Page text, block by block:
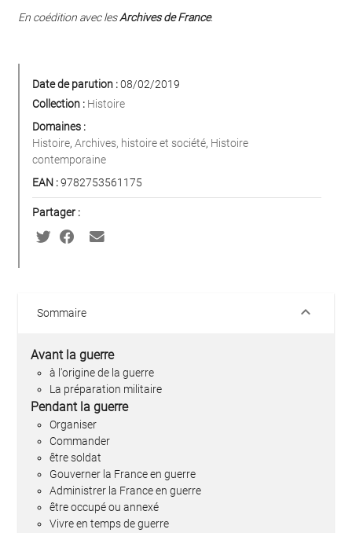
En coédition avec lesArchives de France.
Date de parution :08/02/2019
Collection : Histoire
Domaines :
Histoire, Archives, histoire et société, Histoire
contemporaine
EAN :9782753561175
Partager :
Sommaire keyboard_arrow_down
Avant la guerre
à l'origine de la guerre
La préparation militaire
Pendant la guerre
Organiser
Commander
être soldat
Gouverner la France en guerre
Administrer la France en guerre
être occupé ou annexé
Vivre en temps de guerre